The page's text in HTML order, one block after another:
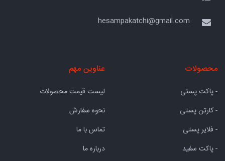
hesampakatchi@gmail.com
محصولات
- پاکت پستی
- کارتن پستی
- فلایر پستی
- پاکت سفید
عناوین مهم
لیست قیمت محصولات
نحوه سفارش
تماس با ما
درباره ما